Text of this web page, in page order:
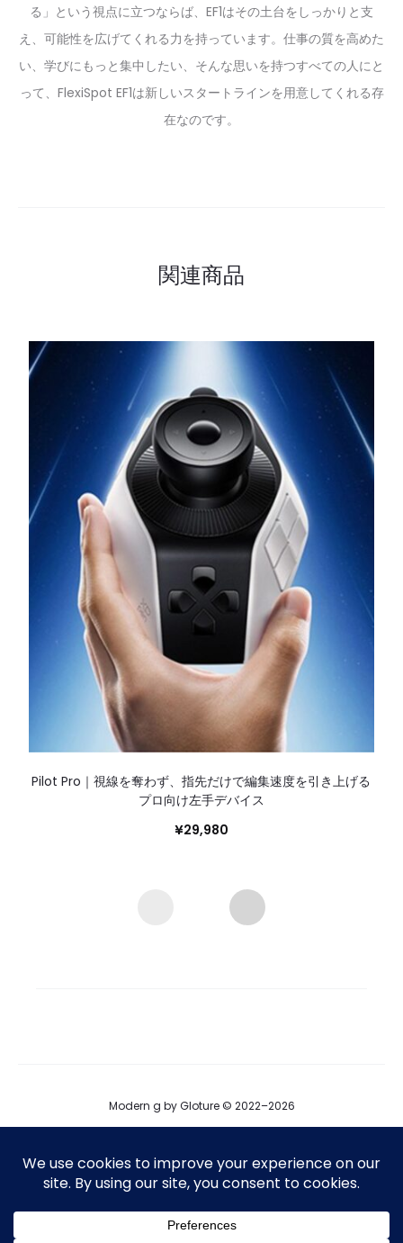
る」という視点に立つならば、EF1はその土台をしっかりと支
え、可能性を広げてくれる力を持っています。仕事の質を高めた
い、学びにもっと集中したい、そんな思いを持つすべての人にと
って、FlexiSpot EF1は新しいスタートラインを用意してくれる存
在なのです。
関連商品
Pilot Pro｜視線を奪わず、指先だけで編集速度を引き上げる
プロ向け左手デバイス
¥29,980
Modern g by Gloture © 2022–2026
運営会社
プロダクト掲載